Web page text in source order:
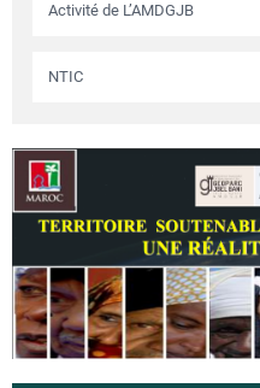
Activité de L’AMDGJB
NTIC